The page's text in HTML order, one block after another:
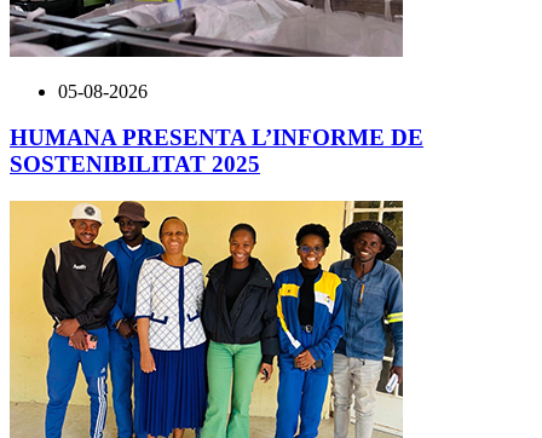
05-08-2026
HUMANA PRESENTA L’INFORME DE
SOSTENIBILITAT 2025